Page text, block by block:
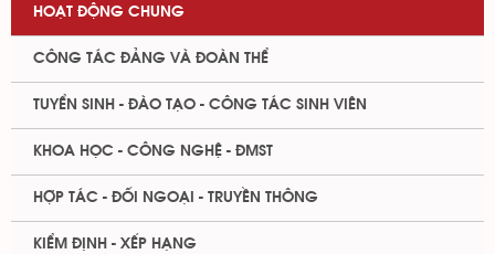
HOẠT ĐỘNG CHUNG
CÔNG TÁC ĐẢNG VÀ ĐOÀN THỂ
TUYỂN SINH - ĐÀO TẠO - CÔNG TÁC SINH VIÊN
KHOA HỌC - CÔNG NGHỆ - ĐMST
HỢP TÁC - ĐỐI NGOẠI - TRUYỀN THÔNG
KIỂM ĐỊNH - XẾP HẠNG